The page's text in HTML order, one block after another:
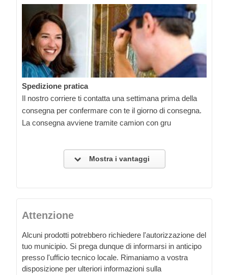
Spedizione pratica
Il nostro corriere ti contatta una settimana prima della
consegna per confermare con te il giorno di consegna.
La consegna avviene tramite camion con gru
Mostra i vantaggi
Attenzione
Alcuni prodotti potrebbero richiedere l'autorizzazione del
tuo municipio. Si prega dunque di informarsi in anticipo
presso l'ufficio tecnico locale. Rimaniamo a vostra
disposizione per ulteriori informazioni sulla